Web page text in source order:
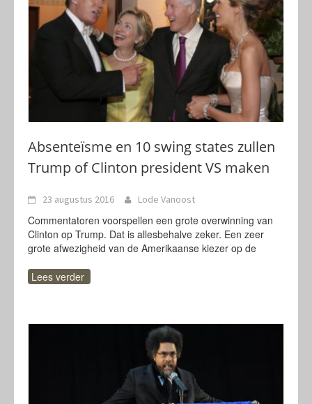
Absenteïsme en 10 swing states zullen
Trump of Clinton president VS maken
23 augustus 2016 Lode Vanoost
Commentatoren voorspellen een grote overwinning van
Clinton op Trump. Dat is allesbehalve zeker. Een zeer
grote afwezigheid van de Amerikaanse kiezer op de
Lees verder